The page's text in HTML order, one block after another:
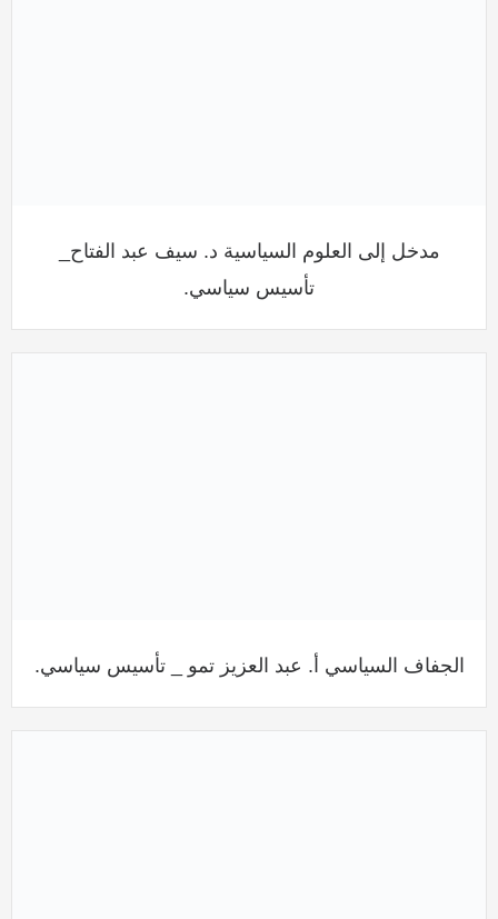
مدخل إلى العلوم السياسية د. سيف عبد الفتاح_
تأسيس سياسي.
الجفاف السياسي أ. عبد العزيز تمو _ تأسيس سياسي.